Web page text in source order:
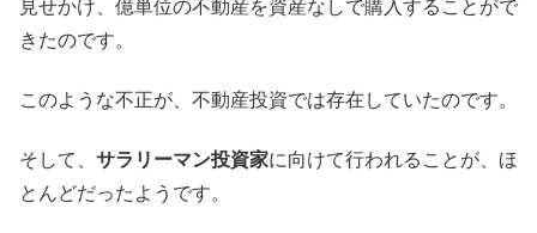
見せかけ、億単位の不動産を資産なしで購入することがで
きたのです。
このような不正が、不動産投資では存在していたのです。
そして、 サラリーマン投資家に向けて行われることが、ほ
とんどだったようです。